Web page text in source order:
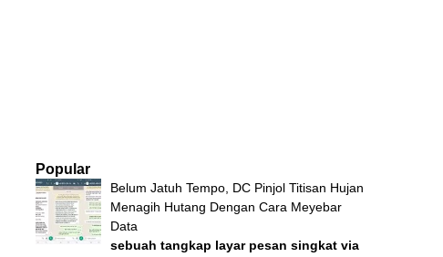
Popular
Belum Jatuh Tempo, DC Pinjol Titisan Hujan
Menagih Hutang Dengan Cara Meyebar
Data
sebuah tangkap layar pesan singkat via